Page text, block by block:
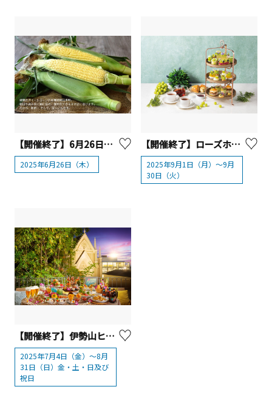
【開催終了】6月26日（木）限定！かながわ屋 「菜速あやせコーン」数量限定販売！
2025年6月26日（木）
【開催終了】ローズホテル横浜『シャインマスカットアフタヌーンティー』
2025年9月1日（月）～9月
30日（火）
【開催終了】伊勢山ヒルズ「ハワイアン・ラナイ・ビアタイム」【横浜市中区】
2025年7月4日（金）～8月
31日（日）金・土・日及び
祝日